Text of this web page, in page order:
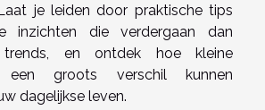
je leiden door praktische tips
inzichten die verdergaan dan
trends, en ontdek hoe kleine
een groots verschil kunnen
dagelijkse leven.